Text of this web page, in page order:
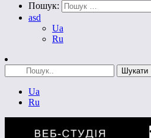
Пошук:
asd
Ua
Ru
Ua
Ru